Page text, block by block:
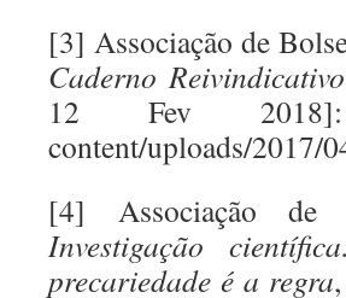
[3] Associação de
Caderno
12 Fev 2018]:
content/uploads/2017/
[4] Associação de
Investigação cientí
precariedade é a regra